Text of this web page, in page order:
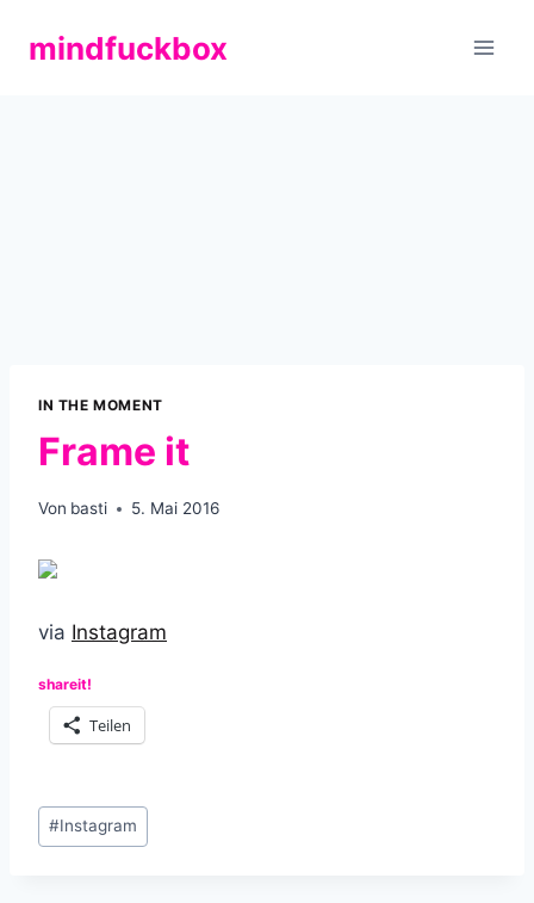
Inhaltmindfuckbox
IN THE MOMENT
Frame it
Von basti 5. Mai 2016
via Instagram
shareit!
Teilen
Schlagworte:
#Instagram